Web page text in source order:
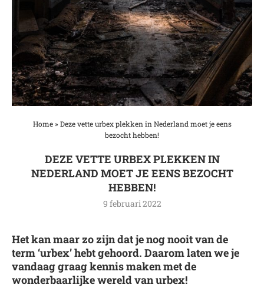
Home» Deze vette urbex plekken in Nederland moet je eens
bezocht hebben!
DEZE VETTE URBEX PLEKKEN IN
NEDERLAND MOET JE EENS BEZOCHT
HEBBEN!
9 februari 2022
Het kan maar zo zijn dat je nog nooit van de
term ‘urbex’ hebt gehoord. Daarom laten we je
vandaag graag kennis maken met de
wonderbaarlijke wereld van urbex!